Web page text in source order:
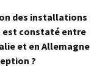
des installations
constaté entre
et en Allemagne
?